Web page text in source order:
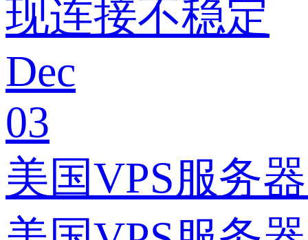
现连接不稳定
Dec
03
美国VPS服务